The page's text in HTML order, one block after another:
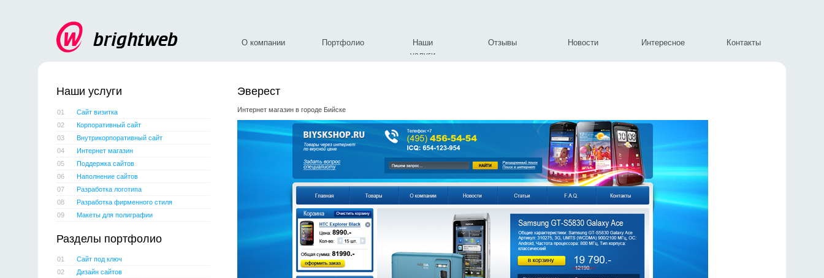
О компании Портфолио
Наши
услуги
Отзывы Новости Интересное Контакты
Эверест
Интернет магазин в городе Бийске
Наши услуги
01
Сайт визитка
02
Корпоративный сайт
03
Внутрикорпоративный сайт
04
Интернет магазин
05
Поддержка сайтов
06
Наполнение сайтов
07
Разработка логотипа
08
Разработка фирменного стиля
09
Макеты для полиграфии
Разделы портфолио
01
Сайт под ключ
02
Дизайн сайтов